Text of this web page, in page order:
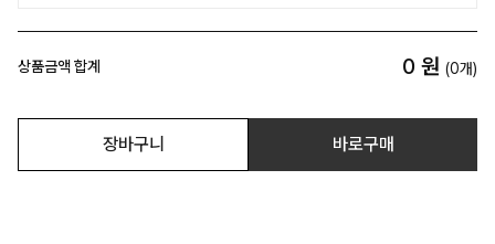
상품금액 합계 0 원 (0개)
장바구니 바로구매